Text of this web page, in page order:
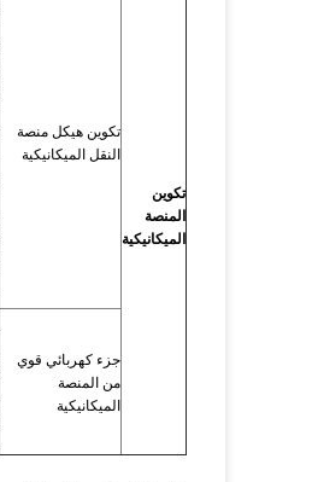
تكوين
المنصة
الميكانيكية
تكوين هيكل منصة
النقل الميكانيكية
جزء كهربائي قوي
من المنصة
الميكانيكية